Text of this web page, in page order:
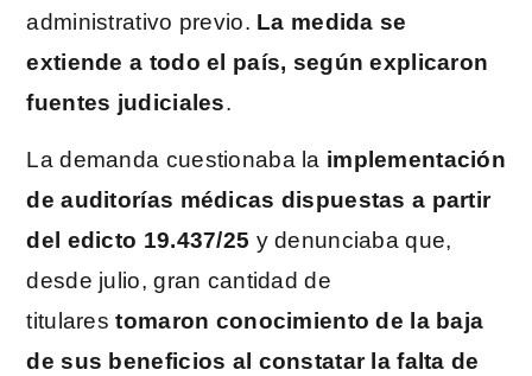
administrativo previo. La medida se
extiende a todo el país, según explicaron
fuentes judiciales.
La demanda cuestionaba la implementación
de auditorías médicas dispuestas a partir
del edicto 19.437/25 y denunciaba que,
desde julio, gran cantidad de
titularestomaron conocimiento de la baja
de sus beneficios al constatar la falta de